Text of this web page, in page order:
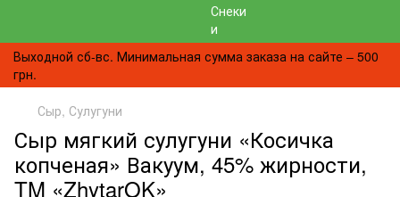
Выходной сб-вс. Минимальная сумма заказа на сайте – 500
грн.
Сыр, Сулугуни
Сыр мягкий сулугуни «Косичка
копченая» Вакуум, 45% жирности,
TM «ZhytarOK»